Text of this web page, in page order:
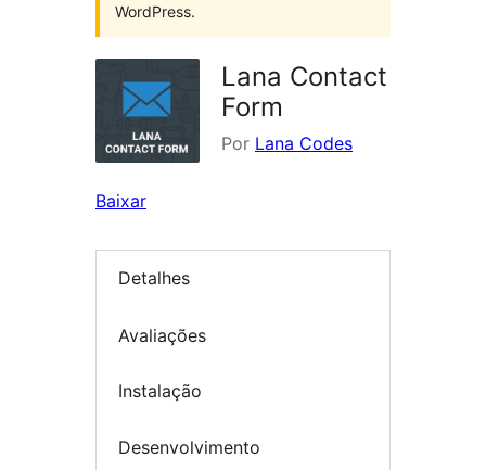
WordPress.
Lana Contact
Form
Por Lana Codes
Baixar
Detalhes
Avaliações
Instalação
Desenvolvimento